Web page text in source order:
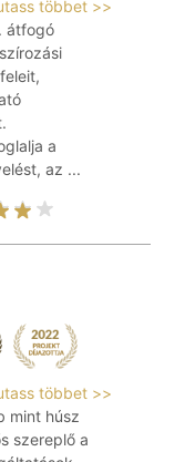
többet >>
átfogó
a
az ...
többet >>
mint húsz
szereplő a